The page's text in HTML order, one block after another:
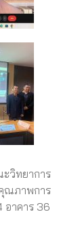
วิทยาการ
ณภาพการ
าคาร 36